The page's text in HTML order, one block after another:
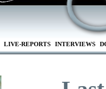
LIVE-REPORTS INTERVIEWS